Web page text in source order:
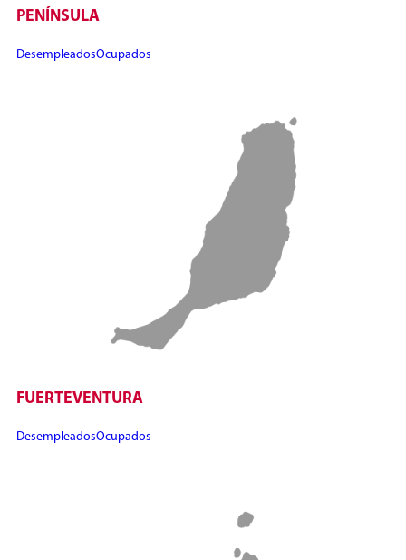
PENÍNSULA
DesempleadosOcupados
FUERTEVENTURA
DesempleadosOcupados